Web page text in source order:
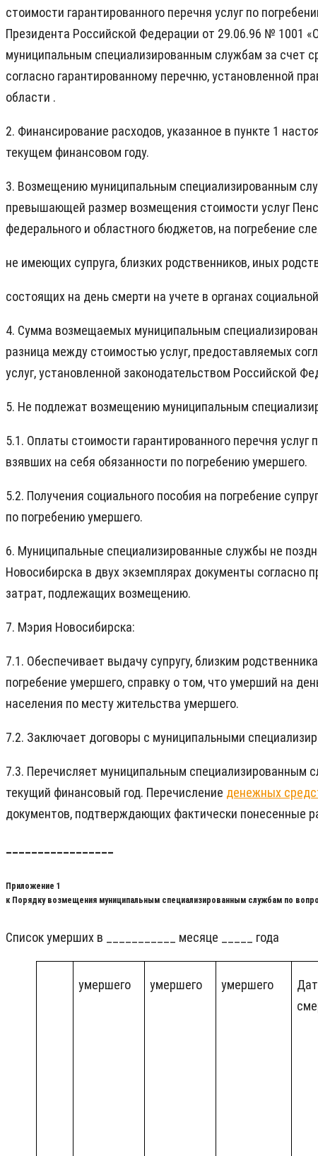
стоимости гарантированного перечня услуг по
Президента Российской Федерации от 29.06.96 № 1001
муниципальным специализированным службам за счет
согласно гарантированному перечню, установленной
области .
2. Финансирование расходов, указанное в пункте 1
текущем финансовом году.
3. Возмещению муниципальным специализированным
превышающей размер возмещения стоимости услуг
федерального и областного бюджетов, на погребение
не имеющих супруга, близких родственников, иных
состоящих на день смерти на учете в органах
4. Сумма возмещаемых муниципальным
разница между стоимостью услуг, предоставляемых
услуг, установленной законодательством Российской
5. Не подлежат возмещению муниципальным
5.1. Оплаты стоимости гарантированного перечня услуг
взявших на себя обязанности по погребению умершего.
5.2. Получения социального пособия на погребение
по погребению умершего.
6. Муниципальные специализированные службы не
Новосибирска в двух экземплярах документы
затрат, подлежащих возмещению.
7. Мэрия Новосибирска:
7.1. Обеспечивает выдачу супругу, близким
погребение умершего, справку о том, что умерший на
населения по месту жительства умершего.
7.2. Заключает договоры с муниципальными
7.3. Перечисляет муниципальным специализированным
текущий финансовый год. Перечисление денежных
документов, подтверждающих фактически понесенные
_________________
Приложение 1
к Порядку возмещения муниципальным специализированным службам по
Список умерших в ___________ месяце _____ года
умершего умершего умершего